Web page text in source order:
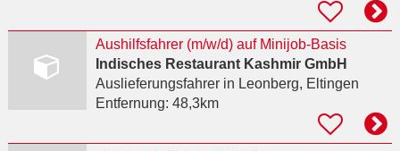
Aushilfsfahrer (m/w/d) auf Minijob-Basis
Indisches Restaurant Kashmir GmbH
Auslieferungsfahrerin Leonberg, Eltingen
Entfernung: 48,3km